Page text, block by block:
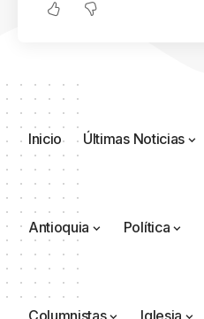
Inicio Últimas Noticias
Antioquia Política